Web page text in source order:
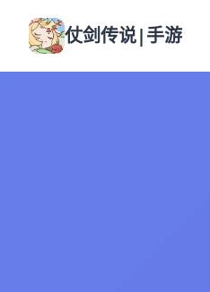
仗剑传说|手游